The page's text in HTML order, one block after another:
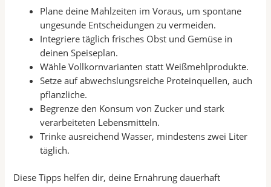
Plane deine Mahlzeiten im Voraus, um spontane
ungesunde Entscheidungen zu vermeiden.
Integriere täglich frisches Obst und Gemüse in
deinen Speiseplan.
Wähle Vollkornvarianten statt Weißmehlprodukte.
Setze auf abwechslungsreiche Proteinquellen, auch
pflanzliche.
Begrenze den Konsum von Zucker und stark
verarbeiteten Lebensmitteln.
Trinke ausreichend Wasser, mindestens zwei Liter
täglich.
Diese Tipps helfen dir, deine Ernährung dauerhaft